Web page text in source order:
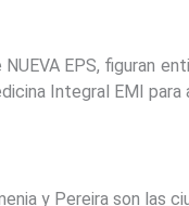
EPS, figuran
Integral EMI
y Pereira son las